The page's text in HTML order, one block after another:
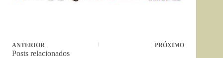
ANTERIOR PRÓXIMO
Posts relacionados